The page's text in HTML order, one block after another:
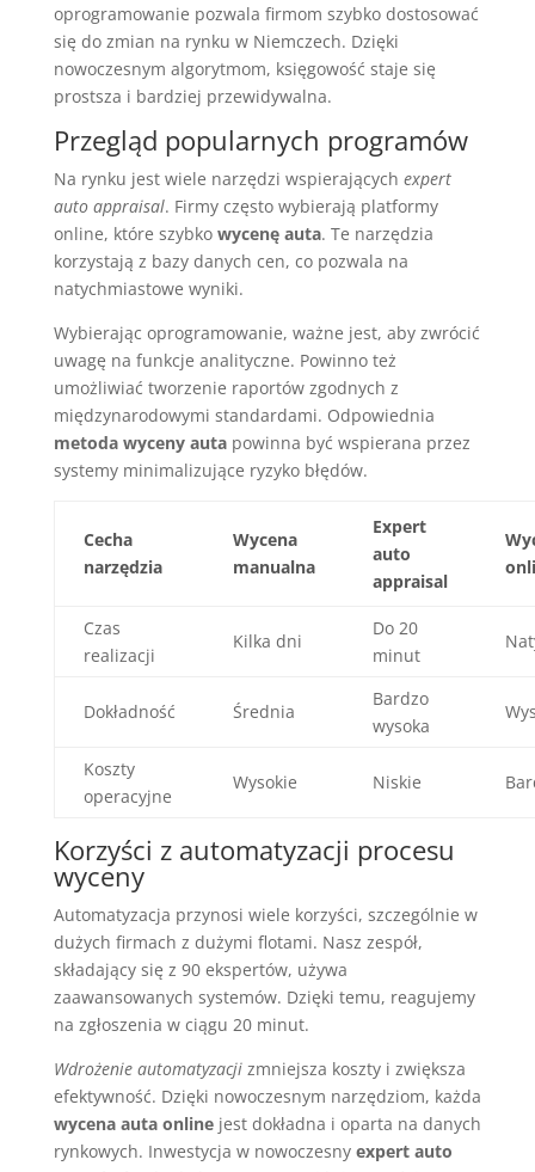
oprogramowanie pozwala firmom szybko dostosować
się do zmian na rynku w Niemczech. Dzięki
nowoczesnym algorytmom, księgowość staje się
prostsza i bardziej przewidywalna.
Przegląd popularnych programów
Na rynku jest wiele narzędzi wspierających expert
auto appraisal. Firmy często wybierają platformy
online, które szybko wycenę auta. Te narzędzia
korzystają z bazy danych cen, co pozwala na
natychmiastowe wyniki.
Wybierając oprogramowanie, ważne jest, aby zwrócić
uwagę na funkcje analityczne. Powinno też
umożliwiać tworzenie raportów zgodnych z
międzynarodowymi standardami. Odpowiednia
metoda wyceny autapowinna być wspierana przez
systemy minimalizujące ryzyko błędów.
Cecha
narzędzia
Wycena
manualna
Expert
auto
appraisal
Czas
realizacji
Kilka dni
Do 20
minut
Dokładność Średnia
Bardzo
wysoka
Koszty
operacyjne
Wysokie Niskie
Korzyści z automatyzacji procesu
wyceny
Automatyzacja przynosi wiele korzyści, szczególnie w
dużych firmach z dużymi flotami. Nasz zespół,
składający się z 90 ekspertów, używa
zaawansowanych systemów. Dzięki temu, reagujemy
na zgłoszenia w ciągu 20 minut.
Wdrożenie automatyzacjizmniejsza koszty i zwiększa
efektywność. Dzięki nowoczesnym narzędziom, każda
wycena auta onlinejest dokładna i oparta na danych
rynkowych. Inwestycja w nowoczesny expert auto